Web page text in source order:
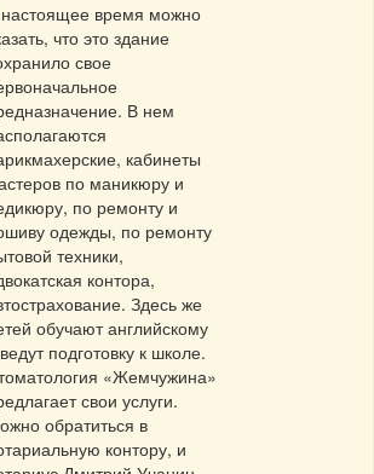
время можно
что это здание
свое
В нем
кабинеты
по маникюру и
по ремонту и
одежды, по ремонту
техники,
контора,
Здесь же
обучают английскому
подготовку к школе.
«Жемчужина»
свои услуги.
обратиться в
контору, и